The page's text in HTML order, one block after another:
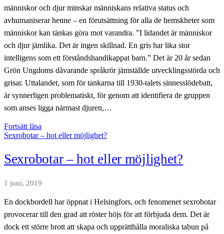
människor och djur minskar människans relativa status och
avhumaniserar henne – en förutsättning för alla de hemskheter som
människor kan tänkas göra mot varandra. ”I lidandet är människor
och djur jämlika. Det är ingen skillnad. En gris har lika stor
intelligens som ett förståndshandikappat barn.” Det är 20 år sedan
Grön Ungdoms dåvarande språkrör jämställde utvecklingsstörda och
grisar. Uttalandet, som för tankarna till 1930-talets sinnesslödebatt,
är synnerligen problematiskt, för genom att identifiera de gruppen
som anses ligga närmast djuren,…
Fortsätt läsa
av
avhumaniserar
människan
Sexrobotar – hot eller möjlighet?
Sexrobotar – hot eller möjlighet?
1 juni, 2019
En dockbordell har öppnat i Helsingfors, och fenomenet sexrobotar
provocerar till den grad att röster höjs för att förbjuda dem. Det är
dock ett större brott att skapa och upprätthålla moraliska tabun på